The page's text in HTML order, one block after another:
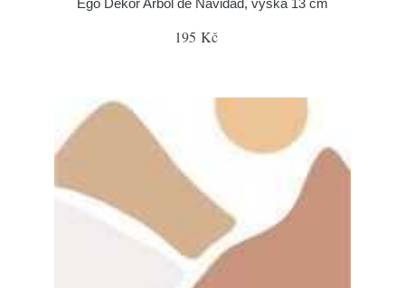
Ego Dekor Arbol de Navidad, výška 13 cm
195 Kč